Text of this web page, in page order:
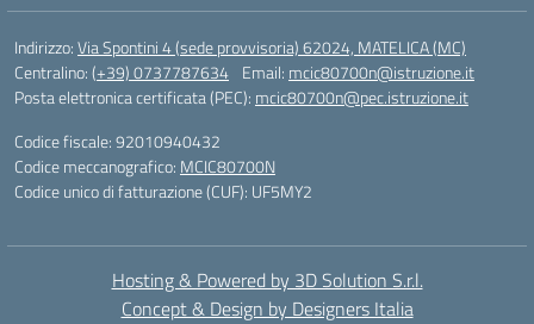
Indirizzo:Via Spontini 4 (sede provvisoria) 62024, MATELICA (MC)
Centralino:(+39) 0737787634 Email: mcic80700n@istruzione.it
Posta elettronica certificata (PEC): mcic80700n@pec.istruzione.it
Codice fiscale: 92010940432
Codice meccanografico: MCIC80700N
Codice unico di fatturazione (CUF): UF5MY2
Hosting & Powered by 3D Solution S.r.l.
Concept & Design by Designers Italia